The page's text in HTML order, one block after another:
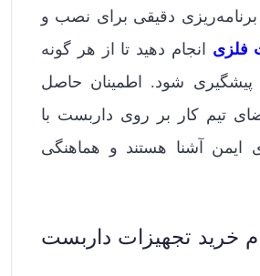
دقیقی برای نصب و
فلزی انجام دهید تا از هر گونه
پیشگیری شود. اطمینان حاصل
تیم کار بر روی داربست با
آشنا هستند و هماهنگی
خرید تجهیزات داربست